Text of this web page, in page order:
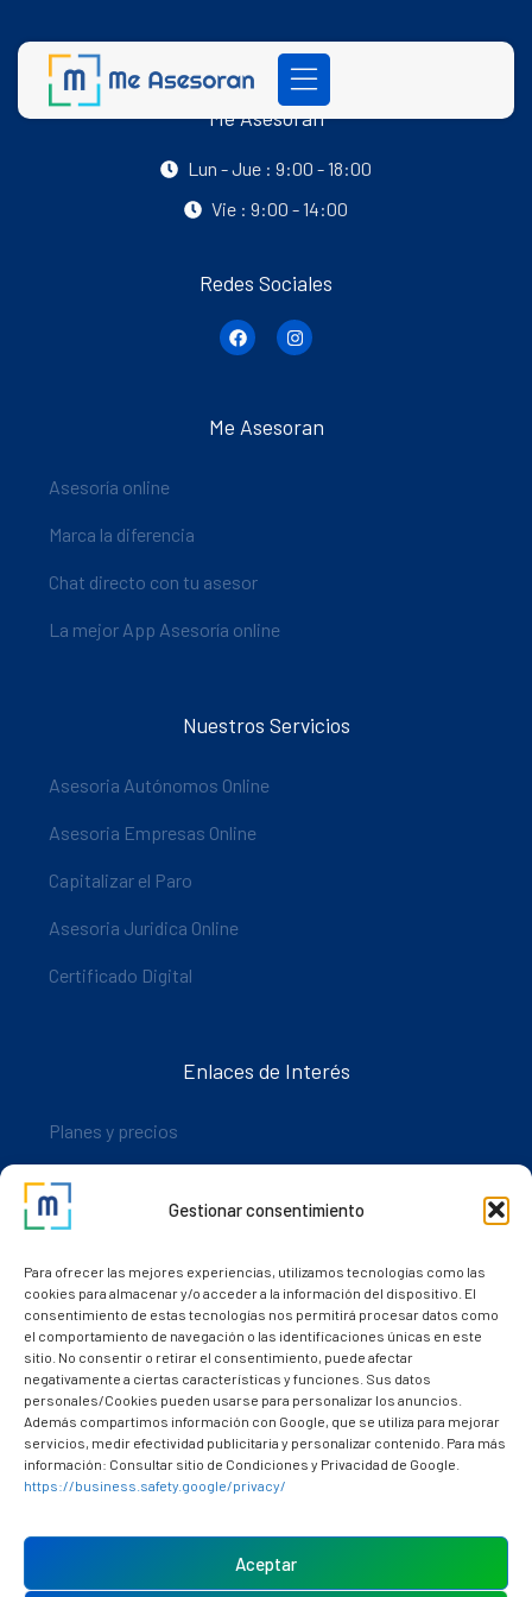
Gestionar consentimiento
Para ofrecer las mejores experiencias, utilizamos tecnologías como las
cookies para almacenar y/o acceder a la información del dispositivo. El
consentimiento de estas tecnologías nos permitirá procesar datos como
el comportamiento de navegación o las identificaciones únicas en este
sitio. No consentir o retirar el consentimiento, puede afectar
negativamente a ciertas características y funciones. Sus datos
personales/Cookies pueden usarse para personalizar los anuncios.
Además compartimos información con Google, que se utiliza para mejorar
servicios, medir efectividad publicitaria y personalizar contenido. Para más
información: Consultar sitio de Condiciones y Privacidad de Google.
https://business.safety.google/privacy/
Aceptar
Me Asesoran
Lun - Jue : 9:00 - 18:00
Vie : 9:00 - 14:00
Redes Sociales
Me Asesoran
Asesoría online
Marca la diferencia
Chat directo con tu asesor
La mejor App Asesoría online
Nuestros Servicios
Asesoria Autónomos Online
Asesoria Empresas Online
Capitalizar el Paro
Asesoria Juridica Online
Certificado Digital
Enlaces de Interés
Planes y precios
Descarga nuestra app
Nuestros clientes
Dudas y consultas
Política de cookies (UE)